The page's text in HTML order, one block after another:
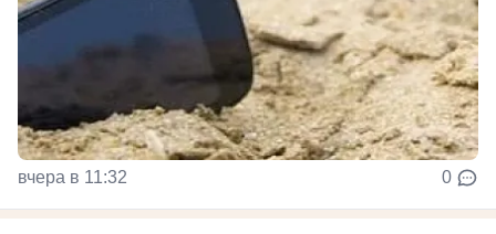
вчера в 11:32 0